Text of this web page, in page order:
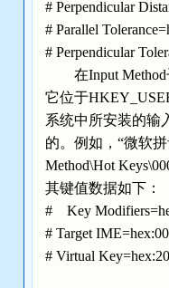
# Perpendicular
# Parallel
# Perpendicular
在Input Method
它位于
系统中所安装的输
的。例如，“微软
Method\Hot
其键值数据如下：
# Key
# Target
# Virtual